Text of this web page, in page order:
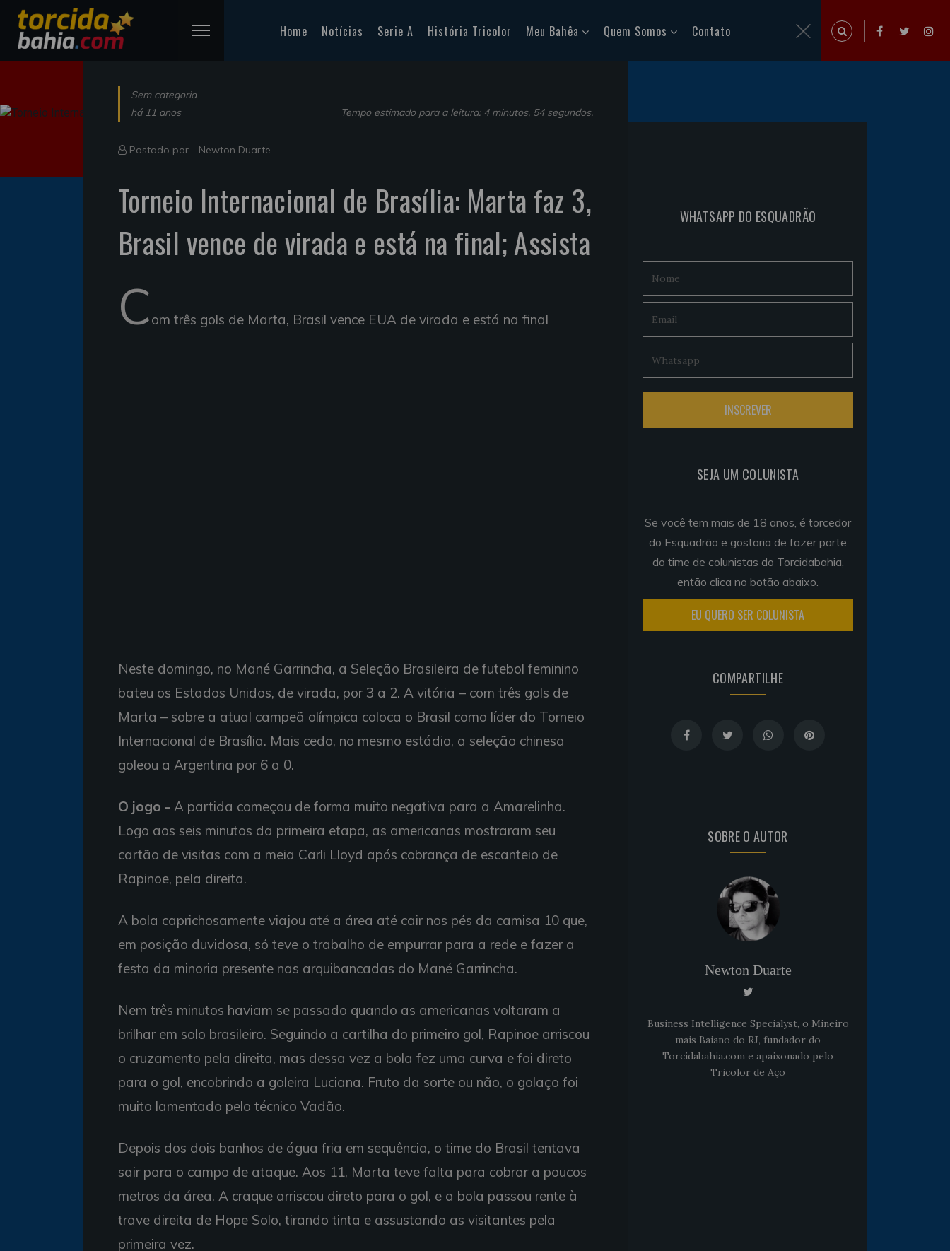
Home Notícias Serie A História Tricolor Meu Bahêa Quem Somos Contato
Sem categoria
há 11 anos
Tempo estimado para a leitura: 4 minutos, 54 segundos.
Postado por - Newton Duarte
Torneio Internacional de Brasília: Marta faz 3,
Brasil vence de virada e está na final; Assista
Com três gols de Marta, Brasil vence EUA de virada e está na final
Neste domingo, no Mané Garrincha, a Seleção Brasileira de futebol feminino
bateu os Estados Unidos, de virada, por 3 a 2. A vitória – com três gols de
Marta – sobre a atual campeã olímpica coloca o Brasil como líder do Torneio
Internacional de Brasília. Mais cedo, no mesmo estádio, a seleção chinesa
goleou a Argentina por 6 a 0.
O jogo - A partida começou de forma muito negativa para a Amarelinha.
Logo aos seis minutos da primeira etapa, as americanas mostraram seu
cartão de visitas com a meia Carli Lloyd após cobrança de escanteio de
Rapinoe, pela direita.
A bola caprichosamente viajou até a área até cair nos pés da camisa 10 que,
em posição duvidosa, só teve o trabalho de empurrar para a rede e fazer a
festa da minoria presente nas arquibancadas do Mané Garrincha.
Nem três minutos haviam se passado quando as americanas voltaram a
brilhar em solo brasileiro. Seguindo a cartilha do primeiro gol, Rapinoe arriscou
o cruzamento pela direita, mas dessa vez a bola fez uma curva e foi direto
para o gol, encobrindo a goleira Luciana. Fruto da sorte ou não, o golaço foi
muito lamentado pelo técnico Vadão.
Depois dos dois banhos de água fria em sequência, o time do Brasil tentava
sair para o campo de ataque. Aos 11, Marta teve falta para cobrar a poucos
metros da área. A craque arriscou direto para o gol, e a bola passou rente à
trave direita de Hope Solo, tirando tinta e assustando as visitantes pela
primeira vez.
WHATSAPP DO ESQUADRÃO
SEJA UM COLUNISTA
Se você tem mais de 18 anos, é torcedor
do Esquadrão e gostaria de fazer parte
do time de colunistas do Torcidabahia,
então clica no botão abaixo.
EU QUERO SER COLUNISTA
COMPARTILHE
SOBRE O AUTOR
Newton Duarte
Business Intelligence Specialyst, o Mineiro
mais Baiano do RJ, fundador do
Torcidabahia.com e apaixonado pelo
Tricolor de Aço